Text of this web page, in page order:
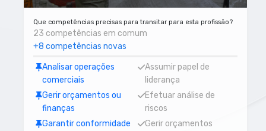
Que competências precisas para transitar para esta profissão?
23 competências em comum
+8 competências novas
Analisar operações
comerciais
Gerir orçamentos ou
finanças
Garantir conformidade
Assumir papel de
liderança
Efetuar análise de
riscos
Gerir orçamentos